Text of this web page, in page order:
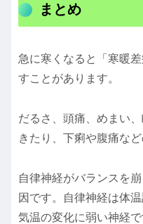
まとめ
急に寒くなると「寒暖
すことがあります。
だるさ、頭痛、めまい
きたり、下痢や腹痛な
自律神経がバランスを
因です。自律神経は体
気温の変化に弱い神経で